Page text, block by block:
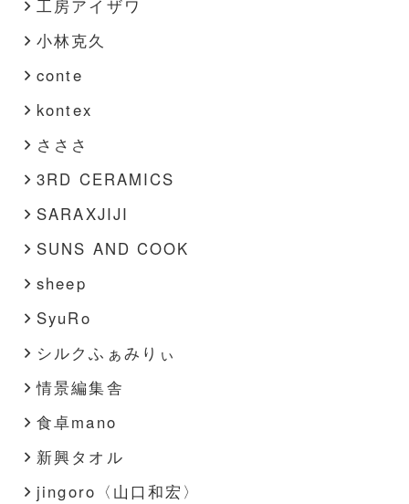
工房アイザワ
小林克久
conte
kontex
さささ
3RD CERAMICS
SARAXJIJI
SUNS AND COOK
sheep
SyuRo
シルクふぁみりぃ
情景編集舎
食卓mano
新興タオル
jingoro〈山口和宏〉